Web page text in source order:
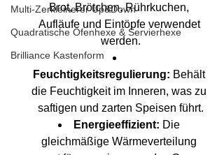
Multi-Zerkleinerer Up&Down
Quadratische Ofenhexe & Servierhexe
Brilliance Kastenform
Brot, Brötchen, Rührkuchen,
Aufläufe und Eintöpfe verwendet
werden.
Feuchtigkeitsregulierung: Behält
die Feuchtigkeit im Inneren, was zu
saftigen und zarten Speisen führt.
Energieeffizient: Die
gleichmäßige Wärmeverteilung